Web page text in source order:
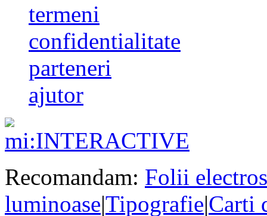
termeni
confidentialitate
parteneri
ajutor
Recomandam: Folii
luminoase|Tipografie|Carti